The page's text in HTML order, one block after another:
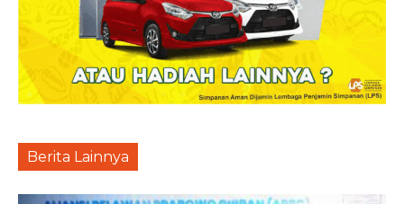
Berita Lainnya